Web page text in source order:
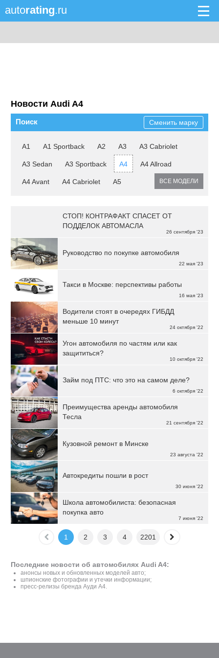
autorating.ru
Новости Audi A4
Поиск Сменить марку
A1 A1 Sportback A2 A3 A3 Cabriolet
A3 Sedan A3 Sportback A4 A4 Allroad
A4 Avant A4 Cabriolet A5 ВСЕ МОДЕЛИ
26 сентября '23
СТОП! КОНТРАФАКТ СПАСЕТ ОТ
ПОДДЕЛОК АВТОМАСЛА
22 мая '23
Руководство по покупке автомобиля
16 мая '23
Такси в Москве: перспективы работы
24 октября '22
Водители стоят в очередях ГИБДД
меньше 10 минут
10 октября '22
Угон автомобиля по частям или как
защититься?
6 октября '22
Займ под ПТС: что это на самом деле?
21 сентября '22
Преимущества аренды автомобиля
Тесла
23 августа '22
Кузовной ремонт в Минске
30 июня '22
Автокредиты пошли в рост
7 июня '22
Школа автомобилиста: безопасная
покупка авто
1 2 3 4 2201
Последние новости об автомобилях Audi A4:
анонсы новых и обновленных моделей авто;
шпионские фотографии и утечки информации;
пресс-релизы бренда Ауди A4.